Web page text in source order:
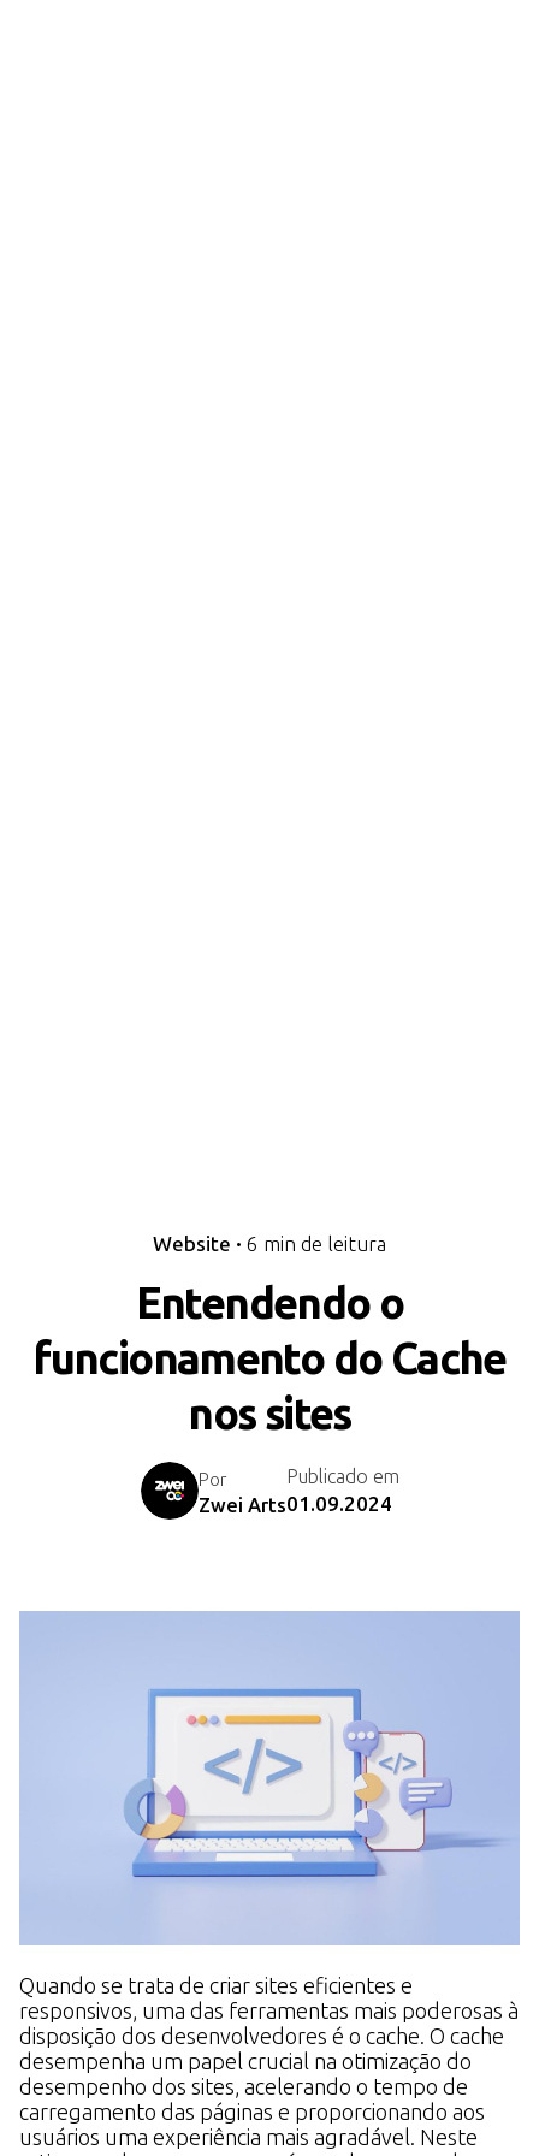
Website 6 min de leitura
Entendendo o
funcionamento do Cache
nos sites
Por
Zwei Arts
Publicado em
01.09.2024
Quando se trata de criar sites eficientes e
responsivos, uma das ferramentas mais poderosas à
disposição dos desenvolvedores é o cache. O cache
desempenha um papel crucial na otimização do
desempenho dos sites, acelerando o tempo de
carregamento das páginas e proporcionando aos
usuários uma experiência mais agradável. Neste